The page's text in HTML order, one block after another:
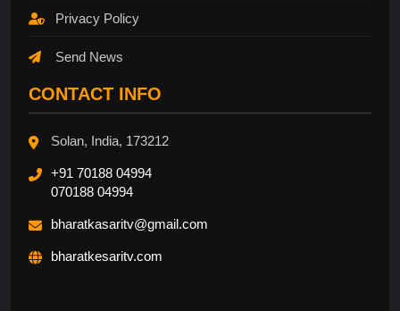
Privacy Policy
Send News
CONTACT INFO
Solan, India, 173212
+91 70188 04994
070188 04994
bharatkasaritv@gmail.com
bharatkesaritv.com